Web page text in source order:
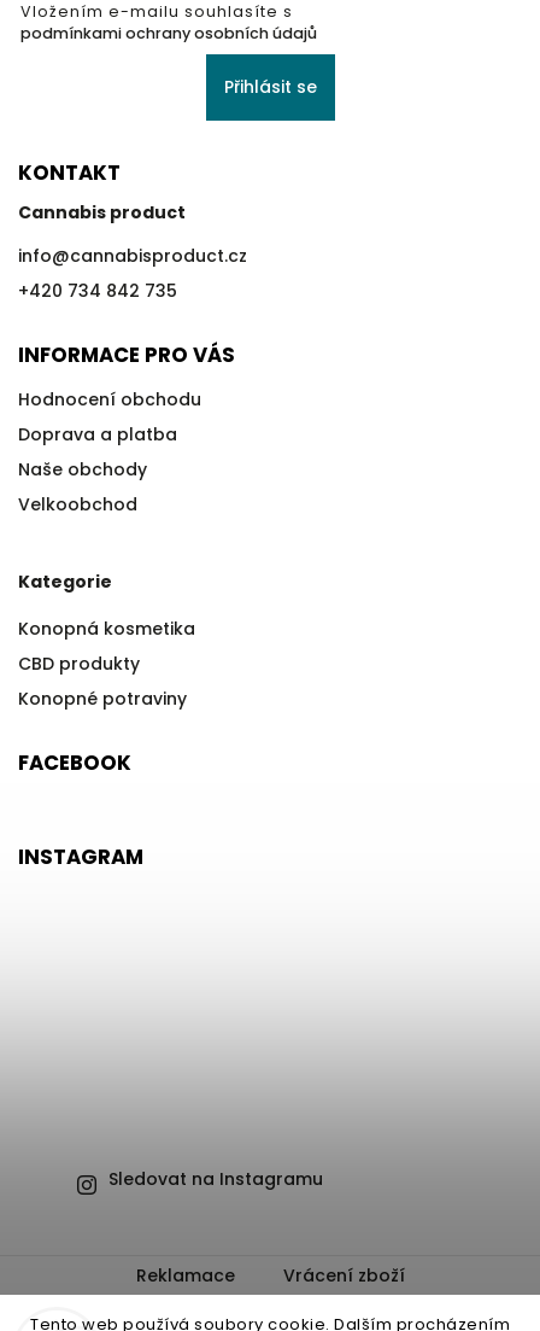
Tento web používá soubory cookie. Dalším procházením
Vložením e-mailu souhlasíte s
podmínkami ochrany osobních údajů
Přihlásit se
KONTAKT
Cannabis product
info@cannabisproduct.cz
+420 734 842 735
INFORMACE PRO VÁS
Hodnocení obchodu
Doprava a platba
Naše obchody
Velkoobchod
Kategorie
Konopná kosmetika
CBD produkty
Konopné potraviny
FACEBOOK
INSTAGRAM
Sledovat na Instagramu
Reklamace
Vrácení zboží
Obchodní podmínky
Ochrana osobních údajů